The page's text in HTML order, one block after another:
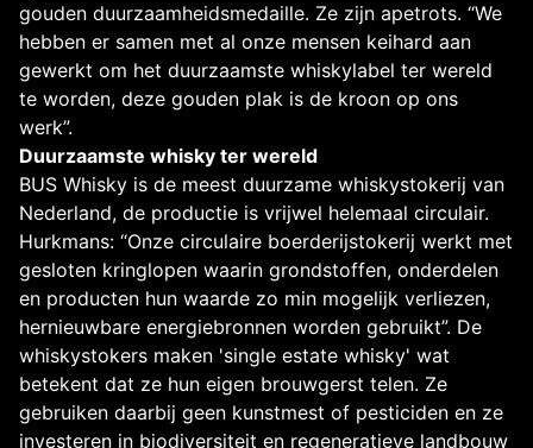
gouden duurzaamheidsmedaille. Ze zijn apetrots. “We
hebben er samen met al onze mensen keihard aan
gewerkt om het duurzaamste whiskylabel ter wereld
te worden, deze gouden plak is de kroon op ons
werk”.
Duurzaamste whisky ter wereld
BUS Whisky is de meest duurzame whiskystokerij van
Nederland, de productie is vrijwel helemaal circulair.
Hurkmans: “Onze circulaire boerderijstokerij werkt met
gesloten kringlopen waarin grondstoffen, onderdelen
en producten hun waarde zo min mogelijk verliezen,
hernieuwbare energiebronnen worden gebruikt”. De
whiskystokers maken 'single estate whisky' wat
betekent dat ze hun eigen brouwgerst telen. Ze
gebruiken daarbij geen kunstmest of pesticiden en ze
investeren in biodiversiteit en regeneratieve landbouw